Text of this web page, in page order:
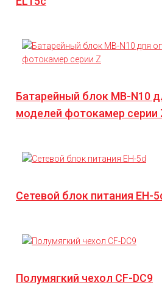
Батарейный блок MB-N10
моделей фотокамер серии
Сетевой блок питания EH-
Полумягкий чехол CF-DC9